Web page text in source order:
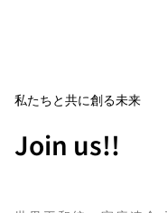
私たちと共に創る未来
Join us!!